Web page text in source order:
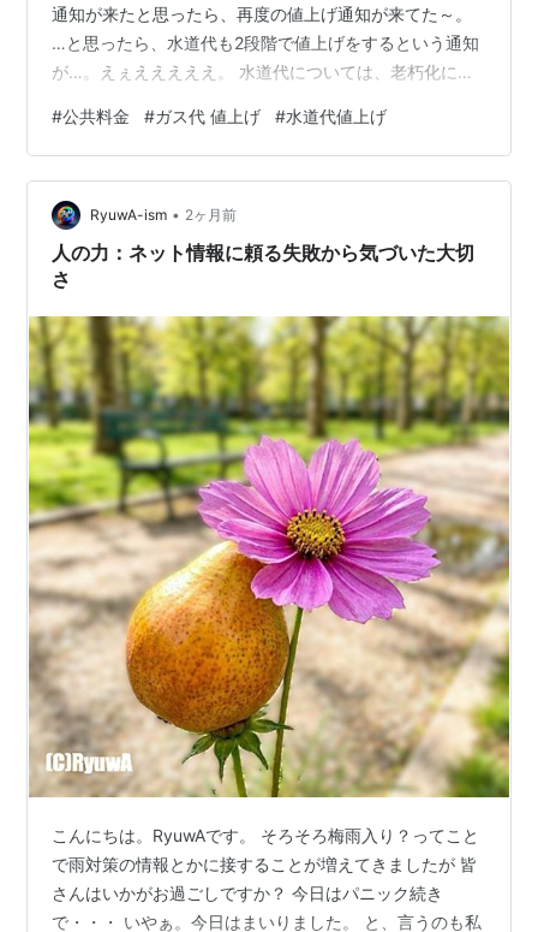
通知が来たと思ったら、再度の値上げ通知が来てた～。
…と思ったら、水道代も2段階で値上げをするという通知
が…。えぇえええええ。 水道代については、老朽化によ
永遠に値上げが続くのでは…、という懸念しかねえ。何
せローカルエリアは、整備にかかる費用を払う人口自体
が減っているので。 ちなみに東京は人口が多くゆえに費
用もあり、整備を頻繁に行えるため、使用料がローカル
エリアよりはずっとお安いよ、とGoogleせんせえが言っ
ておった。 じっさい都内在住時、公…
#公共料金 #ガス代 値上げ #水道代値上げ
RyuwA-ism • 2ヶ月前
人の力：ネット情報に頼る失敗から気づいた大切
さ
こんにちは。RyuwAです。 そろそろ梅雨入り？ってこと
で雨対策の情報とかに接することが増えてきましたが 皆
さんはいかがお過ごしですか？ 今日はパニック続き
で・・・ いやぁ。今日はまいりました。 と、言うのも私